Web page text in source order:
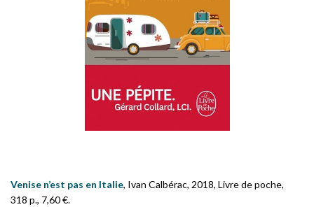
Venise n’est pas en Italie, Ivan Calbérac, 2018, Livre de poche,
318 p., 7,60 €.